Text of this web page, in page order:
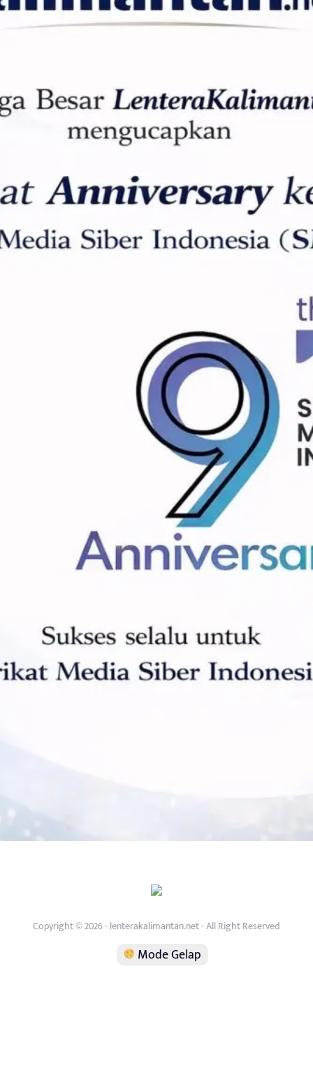
Copyright © 2026 - lenterakalimantan.net - All Right Reserved
Mode Gelap